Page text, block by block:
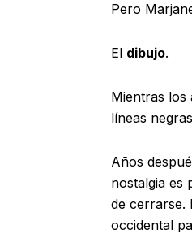
Pero
El dibujo.
Mientras los
líneas
Años
nostalgia es
de cerrarse.
occidental